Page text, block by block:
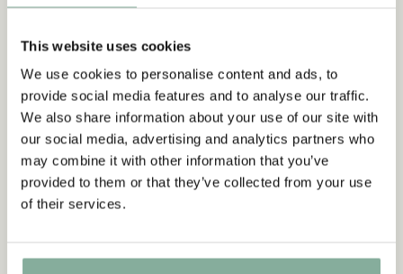
This website uses cookies
We use cookies to personalise content and ads, to
provide social media features and to analyse our traffic.
We also share information about your use of our site with
our social media, advertising and analytics partners who
may combine it with other information that you’ve
provided to them or that they’ve collected from your use
of their services.
TRÖJOR & T-SHIRTS